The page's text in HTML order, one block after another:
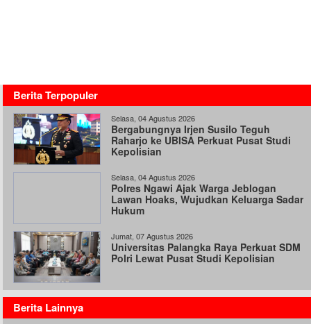
Berita Terpopuler
Selasa, 04 Agustus 2026
Bergabungnya Irjen Susilo Teguh
Raharjo ke UBISA Perkuat Pusat Studi
Kepolisian
Selasa, 04 Agustus 2026
Polres Ngawi Ajak Warga Jeblogan
Lawan Hoaks, Wujudkan Keluarga Sadar
Hukum
Jumat, 07 Agustus 2026
Universitas Palangka Raya Perkuat SDM
Polri Lewat Pusat Studi Kepolisian
Berita Lainnya